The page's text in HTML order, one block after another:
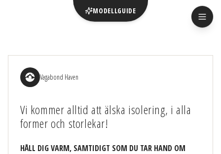
Vagabond Haven
Vi kommer alltid att älska isolering, i alla
former och storlekar!
HÅLL DIG VARM, SAMTIDIGT SOM DU TAR HAND OM
MODELLGUIDE